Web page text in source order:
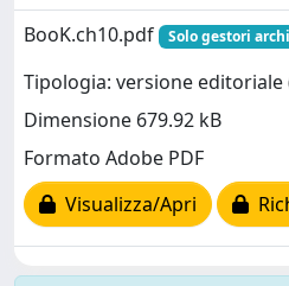
BooK.ch10.pdf
Solo gestori
Tipologia: versione editoriale
Dimensione 679.92 kB
Formato Adobe PDF
Visualizza/Apri